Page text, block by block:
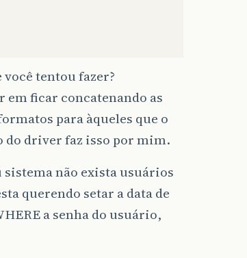
você tentou fazer?
em ficar concatenando as
para àqueles que o
do driver faz isso por mim.
não exista usuários
querendo setar a data de
a senha do usuário,